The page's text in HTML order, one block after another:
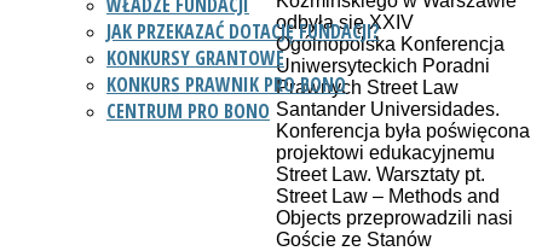
JAK PRZEKAZAĆ DOTACJĘ FUNDACJI?
KONKURSY GRANTOWE
KONKURS PRAWNIK PRO BONO
CENTRUM PRO BONO
odbyła się XXIV
Ogólnopolska Konferencja
Uniwersyteckich Poradni
Prawnych Street Law
Santander Universidades.
Konferencja była poświęcona
projektowi edukacyjnemu
Street Law. Warsztaty pt.
Street Law – Methods and
Objects przeprowadzili nasi
Goście ze Stanów